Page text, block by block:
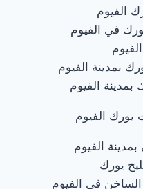
الفيوم
في الفيوم
بمدينة الفيوم
بمدينة الفيوم
يورك الفيوم
الفيوم
يورك
في الفيوم